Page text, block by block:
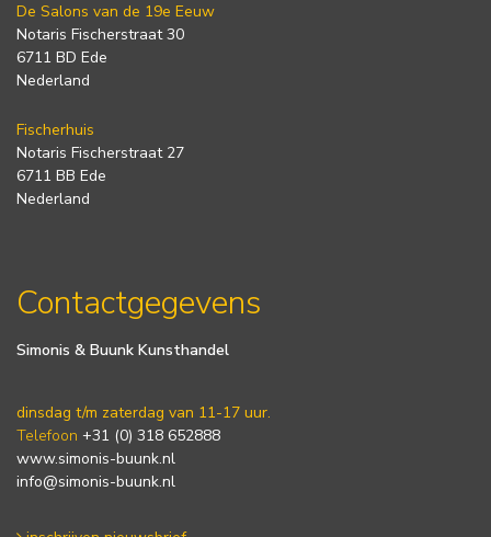
De Salons van de 19e Eeuw
Notaris Fischerstraat 30
6711 BD Ede
Nederland
Fischerhuis
Notaris Fischerstraat 27
6711 BB Ede
Nederland
Contactgegevens
Simonis & Buunk Kunsthandel
dinsdag t/m zaterdag van 11-17 uur.
Telefoon +31 (0) 318 652888
www.simonis-buunk.nl
info@simonis-buunk.nl